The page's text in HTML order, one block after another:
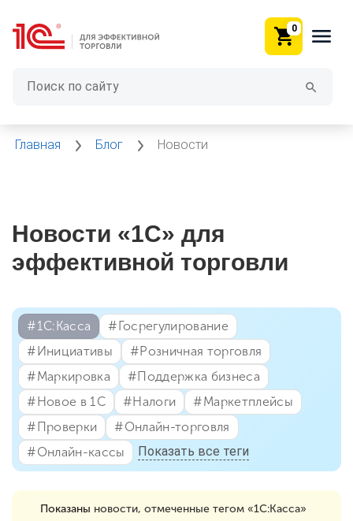
0
Главная Блог Новости
Новости «1С» для
эффективной торговли
#⁣1С:Касса
#⁣Госрегулирование
#⁣Инициативы
#⁣Розничная торговля
#⁣Маркировка
#⁣Поддержка бизнеса
#⁣Новое в 1С
#⁣Налоги
#⁣Маркетплейсы
#⁣Проверки
#⁣Онлайн-торговля
#⁣Онлайн-кассы
Показать все теги
Показаны новости, отмеченные тегом «1С:Касса»